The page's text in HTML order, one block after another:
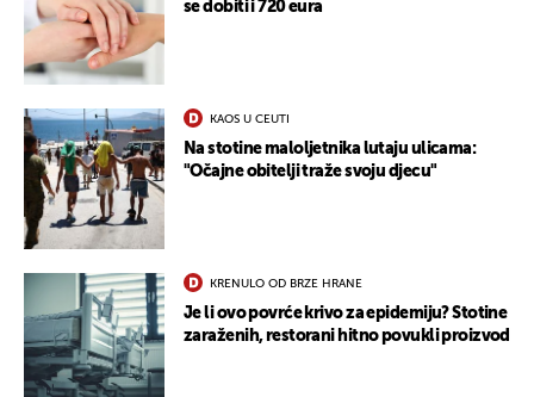
se dobiti i 720 eura
KAOS U CEUTI
Na stotine maloljetnika lutaju ulicama:
"Očajne obitelji traže svoju djecu"
KRENULO OD BRZE HRANE
Je li ovo povrće krivo za epidemiju? Stotine
zaraženih, restorani hitno povukli proizvod